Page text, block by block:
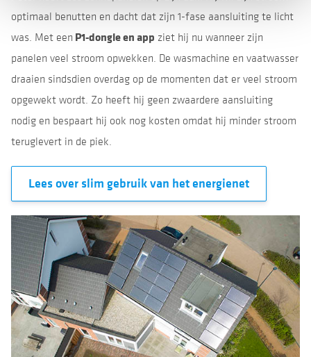
optimaal benutten en dacht dat zijn 1-fase aansluiting te licht
was. Met een P1-dongle en app ziet hij nu wanneer zijn
panelen veel stroom opwekken. De wasmachine en vaatwasser
draaien sindsdien overdag op de momenten dat er veel stroom
opgewekt wordt. Zo heeft hij geen zwaardere aansluiting
nodig en bespaart hij ook nog kosten omdat hij minder stroom
teruglevert in de piek.
Lees over slim gebruik van het energienet